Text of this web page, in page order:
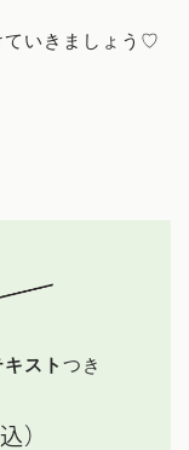
ていきましょう♡
スト つき
）